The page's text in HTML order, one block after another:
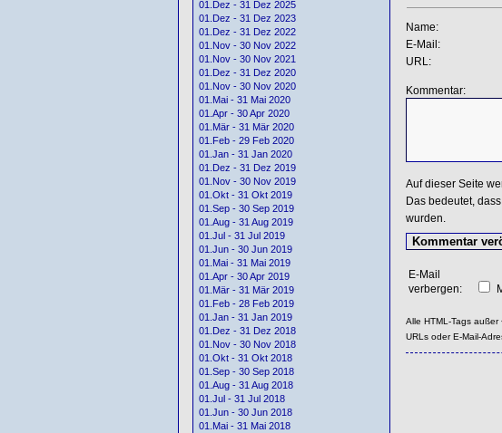
01.Dez - 31 Dez 2025
01.Dez - 31 Dez 2023
01.Dez - 31 Dez 2022
01.Nov - 30 Nov 2022
01.Nov - 30 Nov 2021
01.Dez - 31 Dez 2020
01.Nov - 30 Nov 2020
01.Mai - 31 Mai 2020
01.Apr - 30 Apr 2020
01.Mär - 31 Mär 2020
01.Feb - 29 Feb 2020
01.Jan - 31 Jan 2020
01.Dez - 31 Dez 2019
01.Nov - 30 Nov 2019
01.Okt - 31 Okt 2019
01.Sep - 30 Sep 2019
01.Aug - 31 Aug 2019
01.Jul - 31 Jul 2019
01.Jun - 30 Jun 2019
01.Mai - 31 Mai 2019
01.Apr - 30 Apr 2019
01.Mär - 31 Mär 2019
01.Feb - 28 Feb 2019
01.Jan - 31 Jan 2019
01.Dez - 31 Dez 2018
01.Nov - 30 Nov 2018
01.Okt - 31 Okt 2018
01.Sep - 30 Sep 2018
01.Aug - 31 Aug 2018
01.Jul - 31 Jul 2018
01.Jun - 30 Jun 2018
01.Mai - 31 Mai 2018
Name:
E-Mail:
URL:
Kommentar:
Auf dieser Seite
Das bedeutet,
wurden.
E-Mail
verbergen:
Alle HTML-Tags
URLs oder E-Mail-